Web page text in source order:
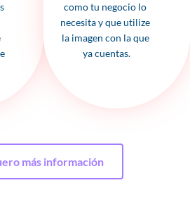
como tu negocio lo
necesita y que utilize
la imagen con la que
ya cuentas.
más información